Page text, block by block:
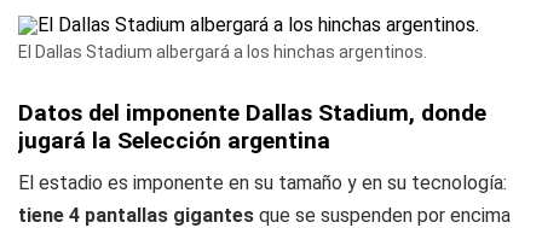
El Dallas Stadium albergará a los hinchas argentinos.
Datos del imponente Dallas Stadium, donde
jugará la Selección argentina
El estadio es imponente en su tamaño y en su tecnología:
tiene 4 pantallas gigantes que se suspenden por encima